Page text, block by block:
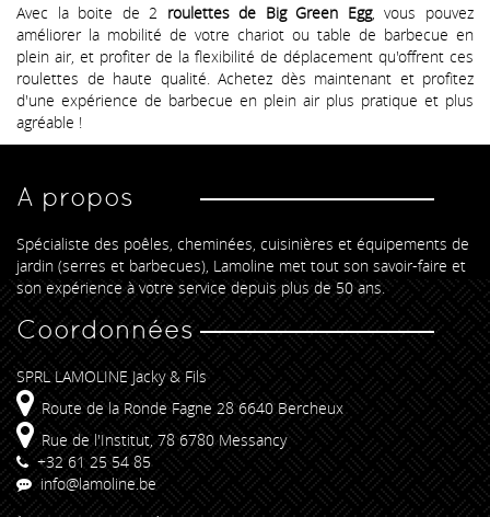
Avec la boite de 2 roulettes de Big Green Egg, vous pouvez
améliorer la mobilité de votre chariot ou table de barbecue en
plein air, et profiter de la flexibilité de déplacement qu'offrent ces
roulettes de haute qualité. Achetez dès maintenant et profitez
d'une expérience de barbecue en plein air plus pratique et plus
agréable !
A propos
Spécialiste des poêles, cheminées, cuisinières et équipements de
jardin (serres et barbecues), Lamoline met tout son savoir-faire et
son expérience à votre service depuis plus de 50 ans.
Coordonnées
SPRL LAMOLINE Jacky & Fils
Route de la Ronde Fagne 28 6640 Bercheux
Rue de l'Institut, 78 6780 Messancy
+32 61 25 54 85
info@lamoline.be